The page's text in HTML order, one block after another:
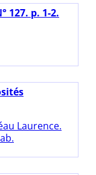
127. p. 1-2.
Laurence.